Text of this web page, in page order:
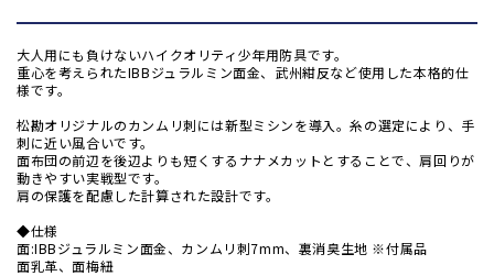
格
大人用にも負けないハイクオリティ少年用防具です。
重心を考えられたIBBジュラルミン面金、武州紺反など使用した本格的仕
様です。
松勘オリジナルのカンムリ刺には新型ミシンを導入。糸の選定により、手
刺に近い風合いです。
面布団の前辺を後辺よりも短くするナナメカットとすることで、肩回りが
動きやすい実戦型です。
肩の保護を配慮した計算された設計です。
◆仕様
面:IBBジュラルミン面金、カンムリ刺7mm、裏消臭生地 ※付属品
面乳革、面梅紐